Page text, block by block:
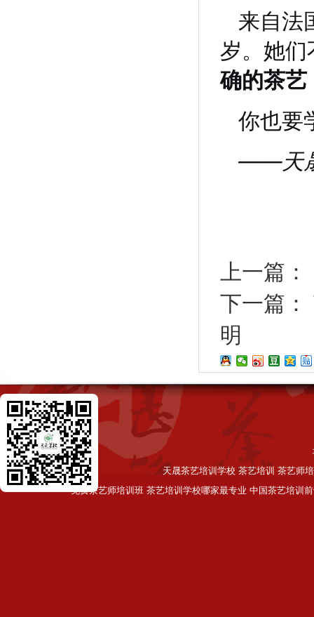
来自法
岁。她们
确的茶艺
你也要
——天
上一篇：
下一篇：
明
天晟茶艺培训学校 茶艺培训 茶艺师
免费茶艺师培训班 茶艺培训学校哪家最专业 中国茶艺培训